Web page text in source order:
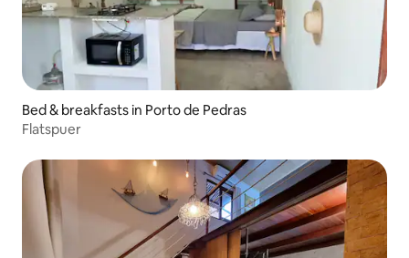
Bed & breakfasts in Porto de Pedras
Flatspuer